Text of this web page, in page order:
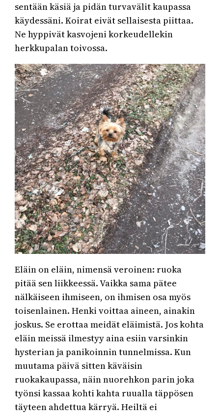
sentään käsiä ja pidän turvavälit kaupassa
käydessäni. Koirat eivät sellaisesta piittaa.
Ne hyppivät kasvojeni korkeudellekin
herkkupalan toivossa.
Eläin on eläin, nimensä veroinen: ruoka
pitää sen liikkeessä. Vaikka sama pätee
nälkäiseen ihmiseen, on ihmisen osa myös
toisenlainen. Henki voittaa aineen, ainakin
joskus. Se erottaa meidät eläimistä. Jos kohta
eläin meissä ilmestyy aina esiin varsinkin
hysterian ja panikoinnin tunnelmissa. Kun
muutama päivä sitten käväisin
ruokakaupassa, näin nuorehkon parin joka
työnsi kassaa kohti kahta ruualla täppösen
täyteen ahdettua kärryä. Heiltä ei